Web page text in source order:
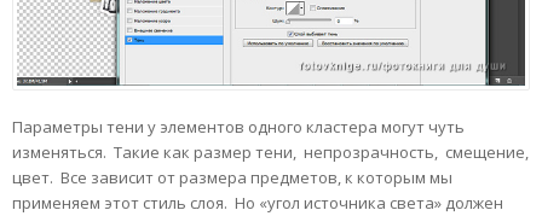
Параметры тени у элементов одного кластера могут чуть
изменяться. Такие как размер тени, непрозрачность, смещение,
цвет. Все зависит от размера предметов, к которым мы
применяем этот стиль слоя. Но «угол источника света» должен